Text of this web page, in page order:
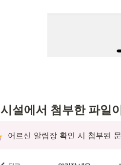
시설에서 첨부한 파일
어르신 알림장 확인 시 첨부된